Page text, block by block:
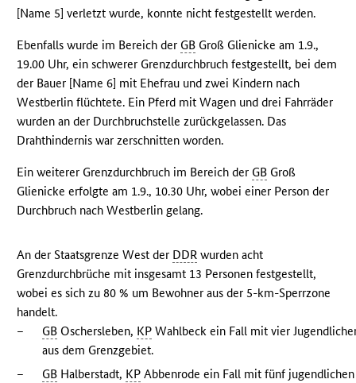
[Name 5] verletzt wurde, konnte nicht festgestellt werden.
Ebenfalls wurde im Bereich der GB Groß Glienicke am 1.9.,
19.00 Uhr, ein schwerer Grenzdurchbruch festgestellt, bei dem
der Bauer [Name 6] mit Ehefrau und zwei Kindern nach
Westberlin flüchtete. Ein Pferd mit Wagen und drei Fahrräder
wurden an der Durchbruchstelle zurückgelassen. Das
Drahthindernis war zerschnitten worden.
Ein weiterer Grenzdurchbruch im Bereich der GB Groß
Glienicke erfolgte am 1.9., 10.30 Uhr, wobei einer Person der
Durchbruch nach Westberlin gelang.
An der Staatsgrenze West der DDR wurden acht
Grenzdurchbrüche mit insgesamt 13 Personen festgestellt,
wobei es sich zu 80 % um Bewohner aus der 5-km-Sperrzone
handelt.
–
GB Oschersleben, KP Wahlbeck ein Fall mit vier
aus dem Grenzgebiet.
–
GB Halberstadt, KP Abbenrode ein Fall mit fünf jugendlichen